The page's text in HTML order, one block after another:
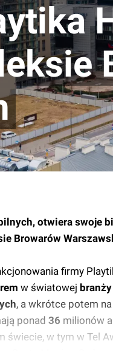
otwiera swoje
Browarów
firmy
w światowej
, a wkrótce potem na
ponad 36 milionów
świecie, w tym w Tel